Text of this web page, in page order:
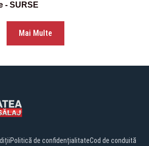
- SURSE
Mai Multe
Politică de confidențialitateCod de conduită